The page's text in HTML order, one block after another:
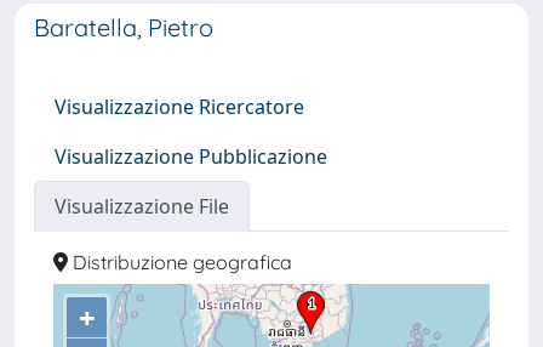
Baratella, Pietro
Visualizzazione Ricercatore
Visualizzazione Pubblicazione
Visualizzazione File
Distribuzione geografica
+